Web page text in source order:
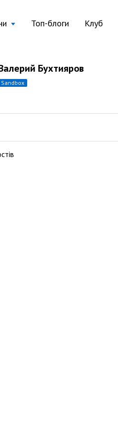
Топ-блоги Клуб
Бухтияров
sandbox